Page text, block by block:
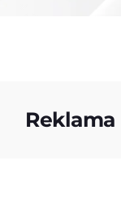
Reklama